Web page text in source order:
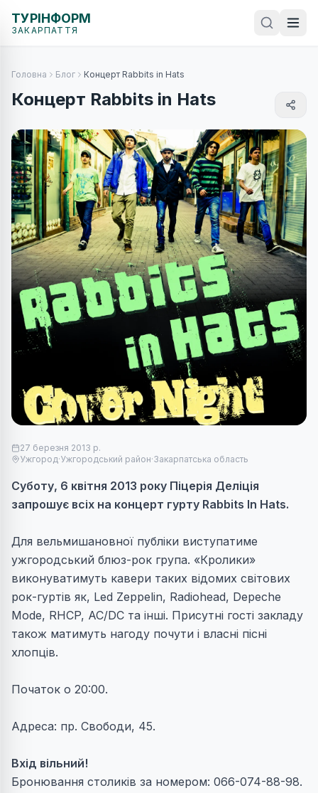
ТУРІНФОРМ
ЗАКАРПАТТЯ
Головна Блог Концерт Rabbits in Hats
Концерт Rabbits in Hats
27 березня 2013 р.
Ужгород·Ужгородський район·Закарпатська область
Суботу, 6 квітня 2013 року Піцерія Деліція
запрошує всіх на концерт гурту Rabbits In Hats.
Для вельмишановної публіки виступатиме
ужгородський блюз-рок група. «Кролики»
виконуватимуть кавери таких відомих світових
рок-гуртів як, Led Zeppelin, Radiohead, Depeche
Mode, RHCP, AC/DC та інші. Присутні гості закладу
також матимуть нагоду почути і власні пісні
хлопців.
Початок о 20:00.
Адреса: пр. Свободи, 45.
Вхід вільний!
Бронювання столиків за номером: 066-074-88-98.